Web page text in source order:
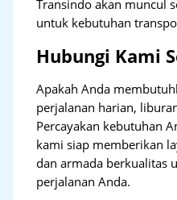
Transindo akan muncul
untuk kebutuhan
Hubungi Kami
Apakah Anda
perjalanan harian,
Percayakan kebutuhan
kami siap memberikan
dan armada berkualitas
perjalanan Anda.